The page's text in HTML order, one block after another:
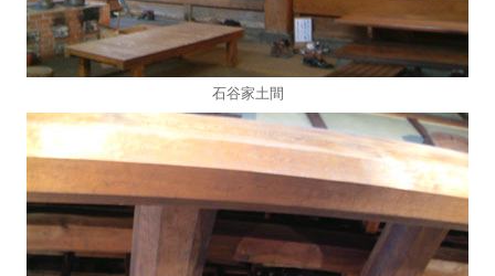
石谷家土間